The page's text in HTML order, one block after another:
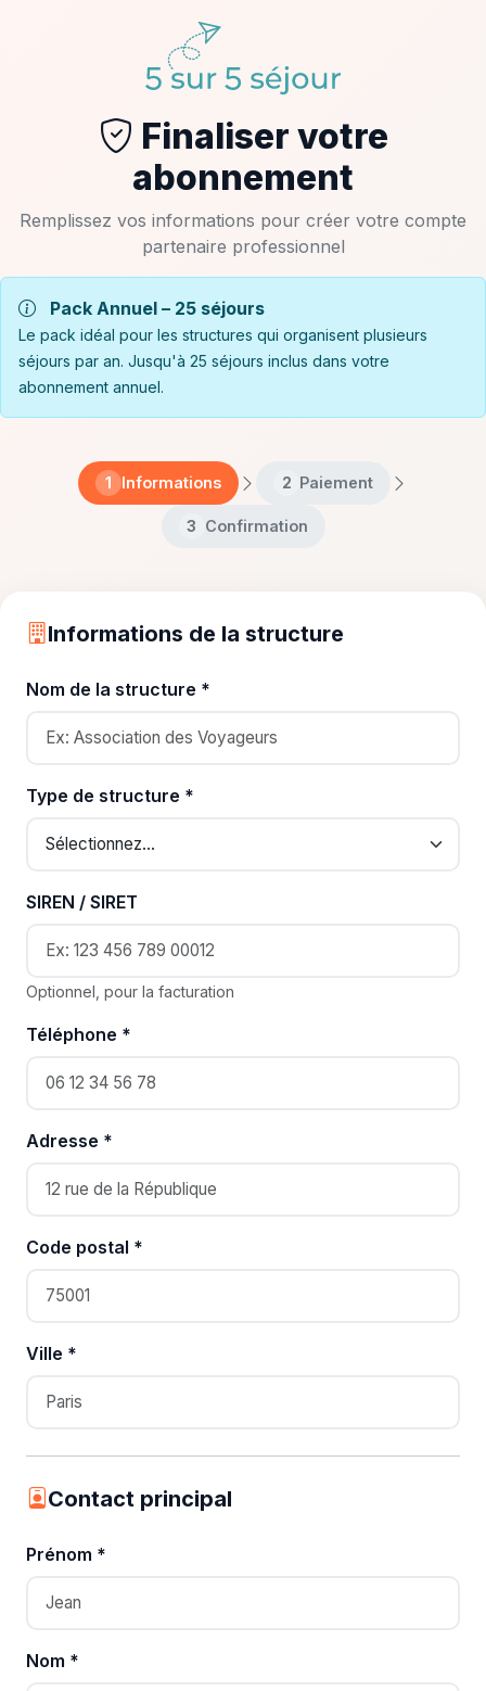
Finaliser votre
abonnement
Remplissez vos informations pour créer votre compte
partenaire professionnel
Pack Annuel – 25 séjours
Le pack idéal pour les structures qui organisent plusieurs
séjours par an. Jusqu'à 25 séjours inclus dans votre
abonnement annuel.
1 Informations 2 Paiement
3 Confirmation
Informations de la structure
Nom de la structure *
Type de structure *
SIREN / SIRET
Optionnel, pour la facturation
Téléphone *
Adresse *
Code postal *
Ville *
Contact principal
Prénom *
Nom *